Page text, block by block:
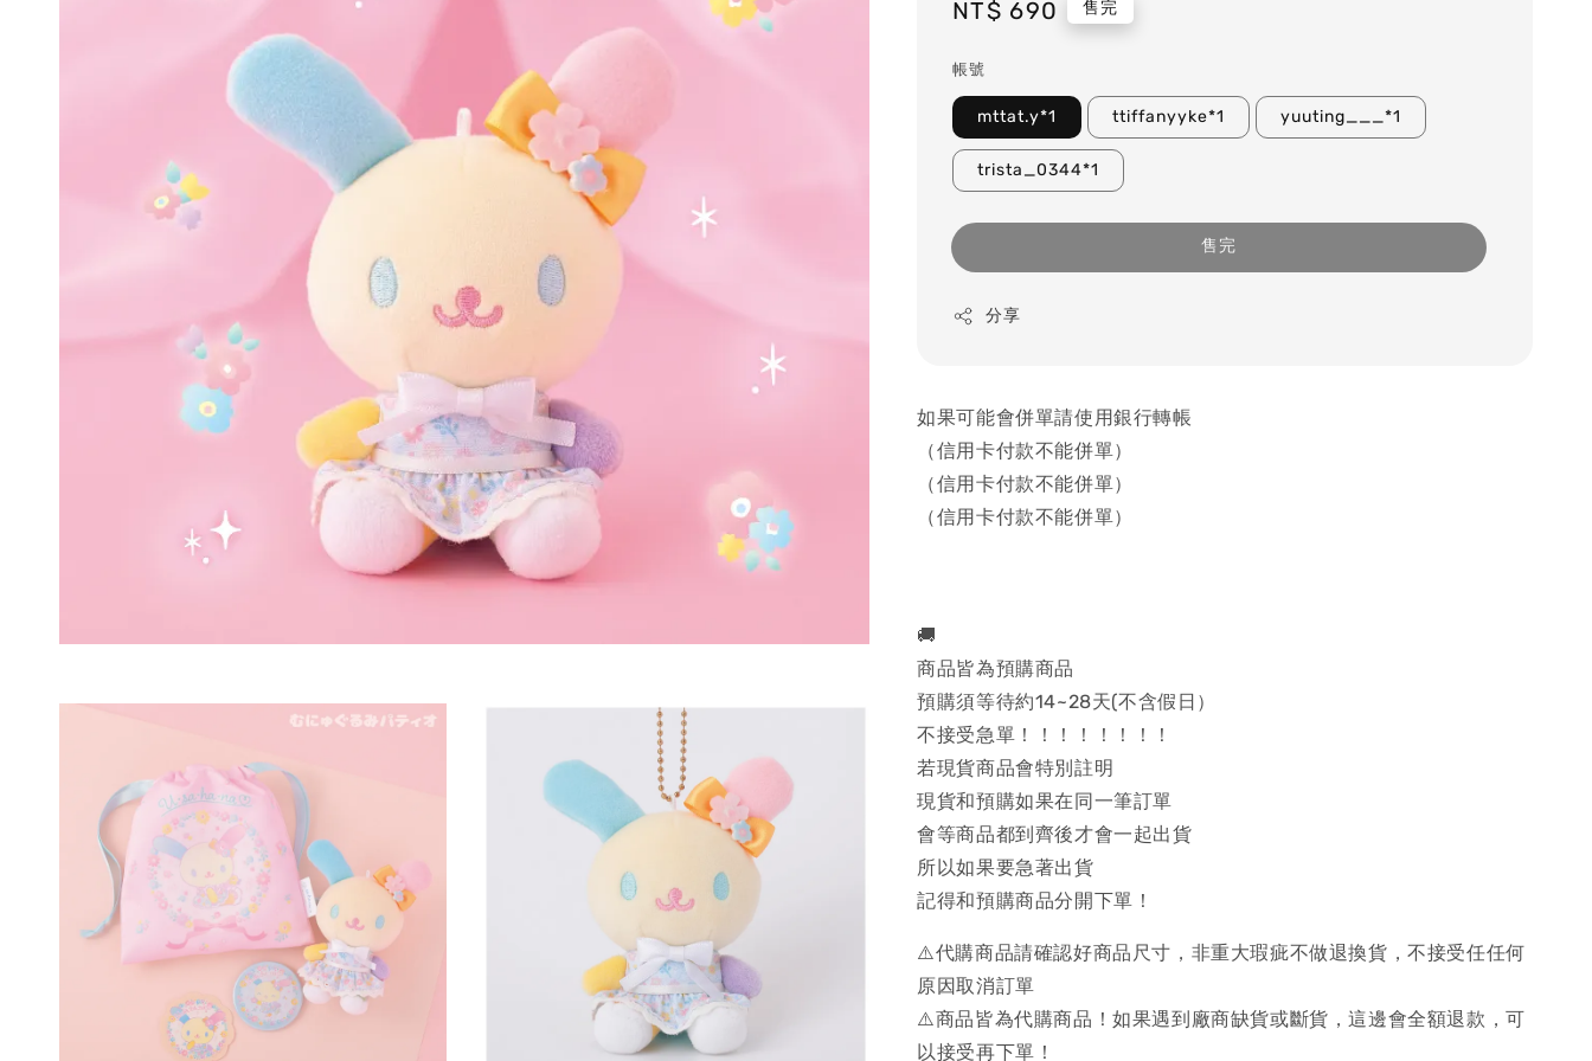
Regular
NT$ 690 售完
帳號
mttat.y*1 ttiffanyyke*1 yuuting___*1
trista_0344*1
售完
分享
如果可能會併單請使用銀行轉帳
（信用卡付款不能併單）
（信用卡付款不能併單）
（信用卡付款不能併單）
🚚
商品皆為預購商品
預購須等待約14~28天(不含假日）
不接受急單！！！！！！！！
若現貨商品會特別註明
現貨和預購如果在同一筆訂單
會等商品都到齊後才會一起出貨
所以如果要急著出貨
記得和預購商品分開下單！
⚠️代購商品請確認好商品尺寸，非重大瑕疵不做退換貨，不接受任任何
原因取消訂單
⚠️商品皆為代購商品！如果遇到廠商缺貨或斷貨，這邊會全額退款，可
以接受再下單！